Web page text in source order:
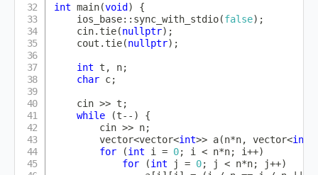
int main(void)
{
    ios_base
:: sync_with_stdio(false) ;
    cin
. tie(nullptr) ;
    cout
. tie(nullptr) ;
int t , n;
char c;
    cin
>> t ;
while
(t-- )
{
        cin
>> n;
        vector
<vector<int>> a(n*n, vector<int
for
(int i = 0; i < n*n; i++)
for
(int j = 0; j < n*n; j++)